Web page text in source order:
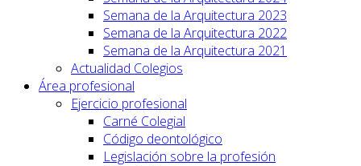
Semana de la Arquitectura 2023
Semana de la Arquitectura 2022
Semana de la Arquitectura 2021
Actualidad Colegios
Área profesional
Ejercicio profesional
Carné Colegial
Código deontológico
Legislación sobre la profesión